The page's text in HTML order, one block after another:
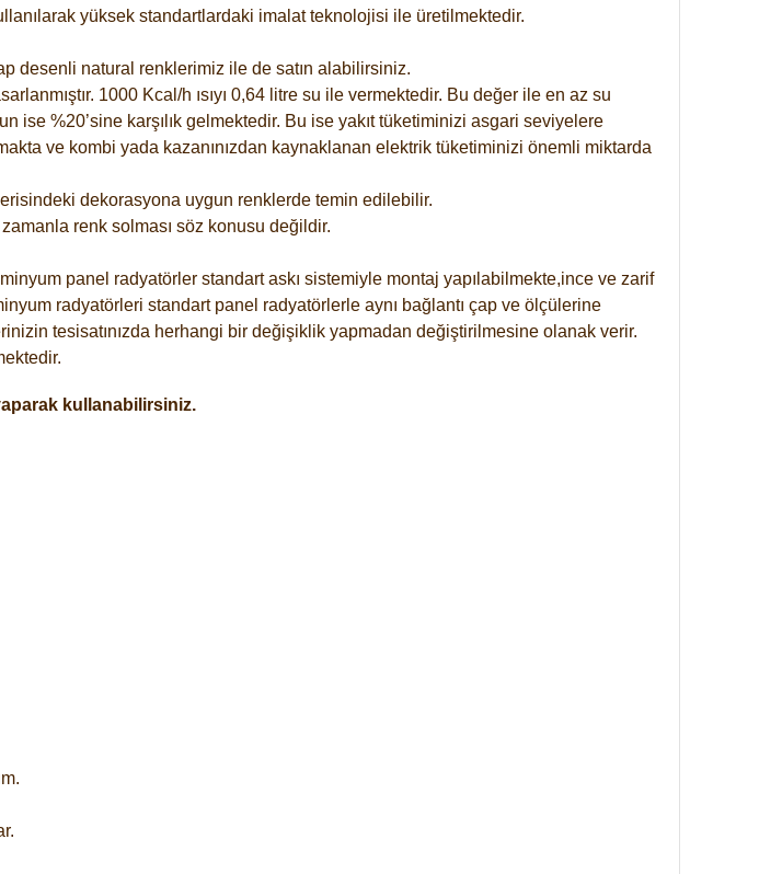
yüksek standartlardaki imalat teknolojisi ile üretilmektedir.
desenli natural renklerimiz ile de satın alabilirsiniz.
1000 Kcal/h ısıyı 0,64 litre su ile vermektedir. Bu değer ile en az su
ise %20’sine karşılık gelmektedir. Bu ise yakıt tüketiminizi asgari seviyelere
ve kombi yada kazanınızdan kaynaklanan elektrik tüketiminizi önemli miktarda
dekorasyona uygun renklerde temin edilebilir.
renk solması söz konusu değildir.
panel radyatörler standart askı sistemiyle montaj yapılabilmekte,ince ve zarif
radyatörleri standart panel radyatörlerle aynı bağlantı çap ve ölçülerine
tesisatınızda herhangi bir değişiklik yapmadan değiştirilmesine olanak verir.
kullanabilirsiniz.